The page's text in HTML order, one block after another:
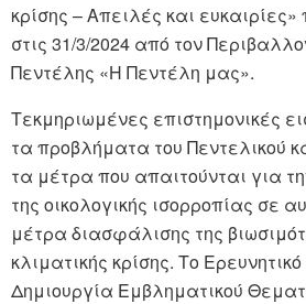
κρίσης – Απειλές και
στις 31/3/2024 από τον
Πεντέλης «Η Πεντέλη μας».
Τεκμηριωμένες επιστημονικές
τα προβλήματα του Πεντελικού
τα μέτρα που απαιτούνται για
της οικολογικής ισορροπίας σε
μέτρα διασφάλισης της
κλιματικής κρίσης. Το
Δημιουργία Εμβληματικού